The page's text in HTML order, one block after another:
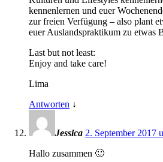
kennenlernen und euer
zur freien Verfügung – also plant
euer Auslandspraktikum zu etwas
Last but not least:
Enjoy and take care!
Lima
Antworten ↓
Jessica 2. September 2017
Hallo zusammen 🙂